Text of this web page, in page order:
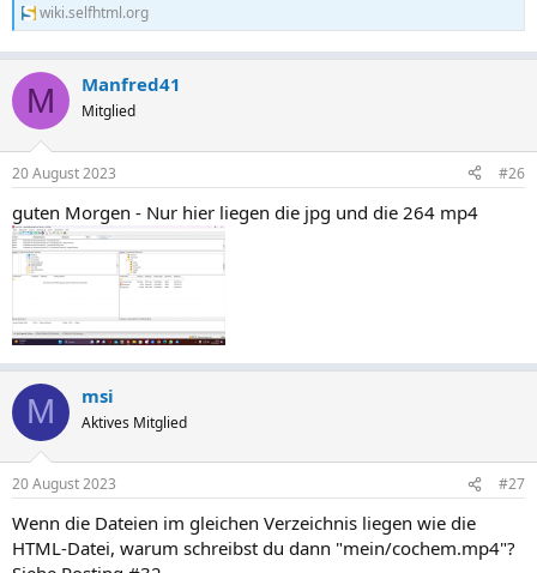
wiki.selfhtml.org
M Manfred41
Mitglied
20 August 2023 #26
guten Morgen - Nur hier liegen die jpg und die 264 mp4
M msi
Aktives Mitglied
20 August 2023 #27
Wenn die Dateien im gleichen Verzeichnis liegen wie die
HTML-Datei, warum schreibst du dann "mein/cochem.mp4"?